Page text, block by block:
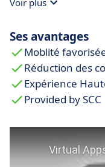
Ses avantages
Moblité
Réduction des
Expérience
Provided by SCC